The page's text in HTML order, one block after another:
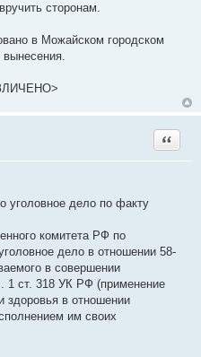
сторонам.
в Можайском городском
вынесения.
Цитата
уголовное дело по факту
комитета РФ по
дело в отношении 58-
в совершении
1 ст. 318 УК РФ (применение
здоровья в отношении
им своих